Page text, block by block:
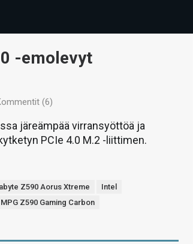
-emolevyt
(6)
järeämpää virransyöttöä ja
PCIe 4.0 M.2 -liittimen.
Z590 Aorus Xtreme
Intel
MPG Z590 Gaming Carbon